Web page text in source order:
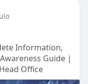
Information,
Guide |
Head Office